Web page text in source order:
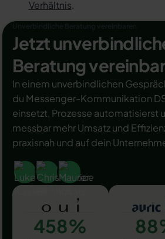
Verhältnis.
Jetzt
Beratung
In einem unverbindlichen
du Messenger-Kommunikation
einsetzt, Prozesse automatisierst
messbar mehr Umsatz und
praxisnah und auf dein
458%